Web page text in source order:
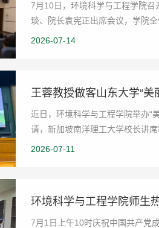
7月10日，环境科学与工程学院召
琰、院长袁宪正出席会议，学院
段为“两优一先”...
2026-07-14
王蓉教授做客山东大学“美
近日，环境科学与工程学院举办“
请，新加坡南洋理工大学校长讲
and Technology...
2026-07-11
7月1日上午10时庆祝中国共产党